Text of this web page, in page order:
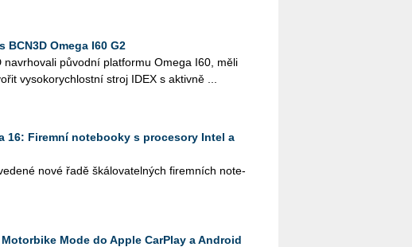
BCN3D Omega I60 G2
na­vr­ho­va­li pů­vod­ní plat­for­mu Omega I60, měli
vy­so­ko­rych­lost­ní stroj IDEX s ak­tiv­ně ...
16: Firemní notebooky s procesory Intel a
nové řadě šká­lo­va­tel­ných fi­rem­ních no­te­
Mode do Apple CarPlay a Android